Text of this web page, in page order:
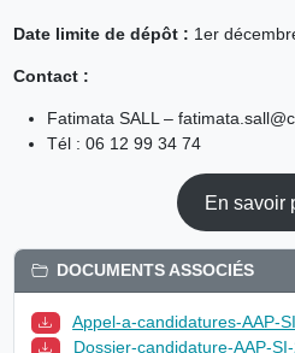
Date limite de dépôt : 1er
Contact :
Fatimata SALL –
Tél : 06 12 99 34 74
En savoir
DOCUMENTS ASSOCIÉS
Appel-a-candidatures-AAP-
Dossier-candidature-AAP-